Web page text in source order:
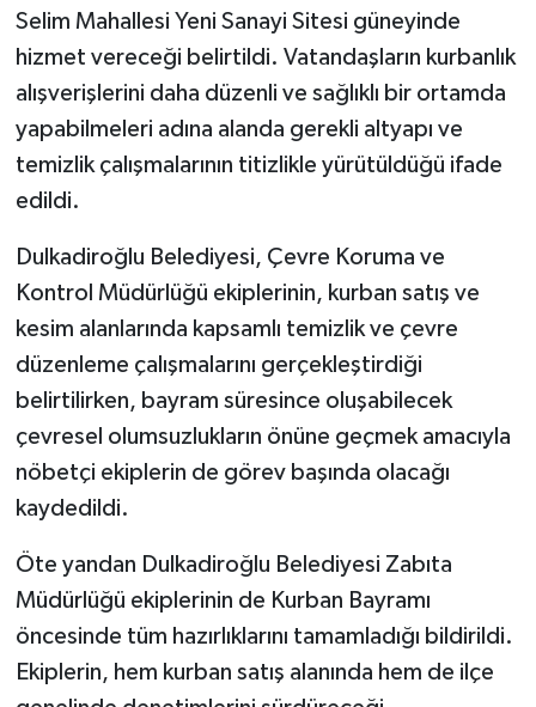
Selim Mahallesi Yeni Sanayi Sitesi güneyinde
hizmet vereceği belirtildi. Vatandaşların kurbanlık
alışverişlerini daha düzenli ve sağlıklı bir ortamda
yapabilmeleri adına alanda gerekli altyapı ve
temizlik çalışmalarının titizlikle yürütüldüğü ifade
edildi.
Dulkadiroğlu Belediyesi, Çevre Koruma ve
Kontrol Müdürlüğü ekiplerinin, kurban satış ve
kesim alanlarında kapsamlı temizlik ve çevre
düzenleme çalışmalarını gerçekleştirdiği
belirtilirken, bayram süresince oluşabilecek
çevresel olumsuzlukların önüne geçmek amacıyla
nöbetçi ekiplerin de görev başında olacağı
kaydedildi.
Öte yandan Dulkadiroğlu Belediyesi Zabıta
Müdürlüğü ekiplerinin de Kurban Bayramı
öncesinde tüm hazırlıklarını tamamladığı bildirildi.
Ekiplerin, hem kurban satış alanında hem de ilçe